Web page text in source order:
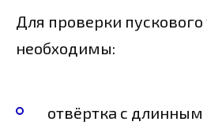
Для проверки пускового
необходимы:
отвёртка с